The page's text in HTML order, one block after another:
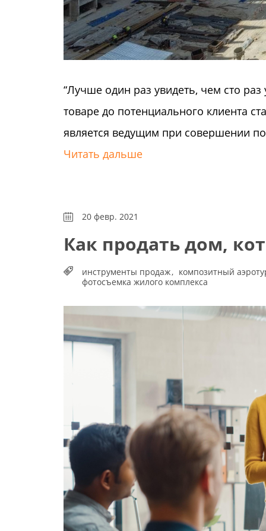
“Лучше один раз увидеть, чем сто
товаре до потенциального клиента
является ведущим при совершении
Читать дальше
20 февр. 2021
Как продать дом,
инструменты продаж
композитный
фотосъемка жилого комплекса